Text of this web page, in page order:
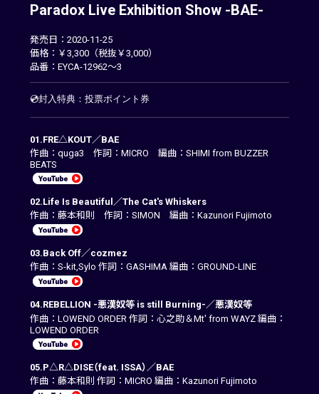
Paradox Live Exhibition Show -BAE-
発売日：2020-11-25
価格：￥3,300（税抜￥3,000）
品番：EYCA-12962～3
💿封入特典：投票ポイント券
01.FRE△KOUT／BAE
作曲：quga3 作詞：MICRO 編曲：SHIMI from BUZZER
BEATS
02.Life Is Beautiful／The Cat's Whiskers
作曲：藤本和則 作詞：SIMON 編曲：Kazunori Fujimoto
03.Back Off／cozmez
作曲：S-kit,Sylo 作詞：GASHIMA 編曲：GROUND-LINE
04.REBELLION -悪漢奴等 is still Burning-／悪漢奴等
作曲：LOWEND ORDER 作詞：心之助＆Mt' from WAYZ 編曲：
LOWEND ORDER
05.P△R△DISE（feat. ISSA）／BAE
作曲：藤本和則 作詞：MICRO 編曲：Kazunori Fujimoto